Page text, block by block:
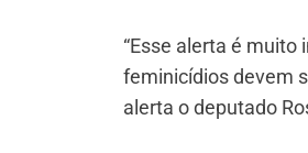
“Esse alerta é
feminicídios devem
alerta o deputado